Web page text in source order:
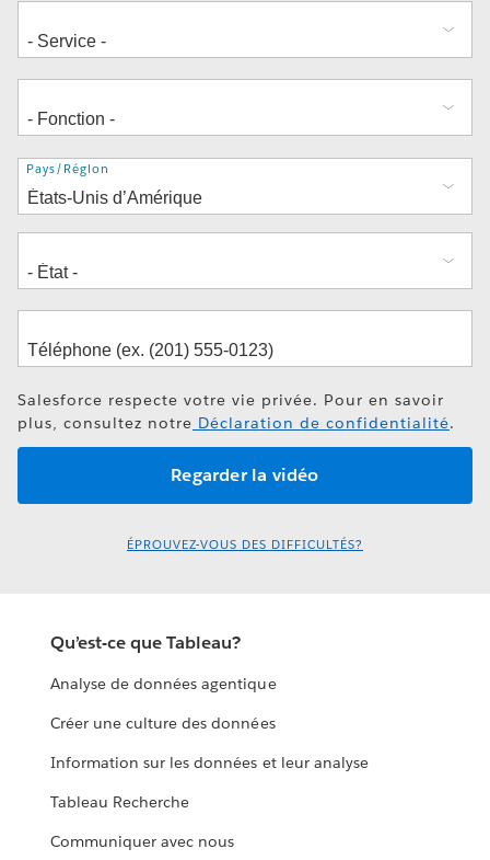
Adresse
Pays/Région
Salesforce respecte votre vie privée. Pour en savoir
plus, consultez notre Déclaration de confidentialité.
ÉPROUVEZ-VOUS DES DIFFICULTÉS?
Qu’est-ce que Tableau?
Analyse de données agentique
Créer une culture des données
Information sur les données et leur analyse
Tableau Recherche
Communiquer avec nous